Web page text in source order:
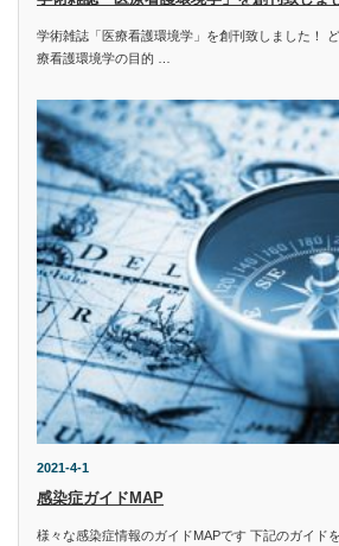
学術雑誌「医療看護環境学」を創刊致しました！
療看護環境学の目的 …
2021-4-1
感染症ガイドMAP
様々な感染症情報のガイドMAPです 下記のガイド